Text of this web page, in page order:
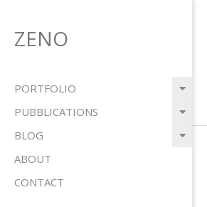
contenuto
ZENO
Menu
di
navigzione
PORTFOLIO
PUBBLICATIONS
BLOG
ABOUT
CONTACT